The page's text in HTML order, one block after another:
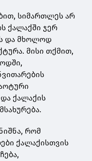
სიმართლეს არ
ქალაქში ჯერ
და მხოლოდ
მისი თქმით,
და ქალაქის
რომ
ქალაქისთვის